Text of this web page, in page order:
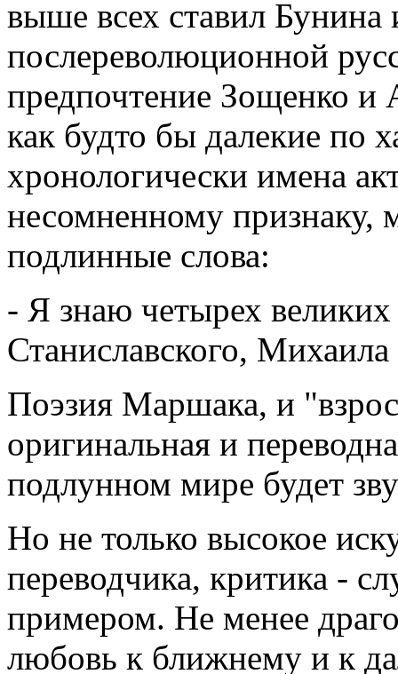
выше всех ставил Бунина
послереволюционной
предпочтение Зощенко и
как будто бы далекие по
хронологически имена
несомненному признаку,
подлинные слова:
- Я знаю четырех
Станиславского,
Поэзия Маршака, и
оригинальная и
подлунном мире будет
Но не только высокое
переводчика, критика -
примером. Не менее
любовь к ближнему и к